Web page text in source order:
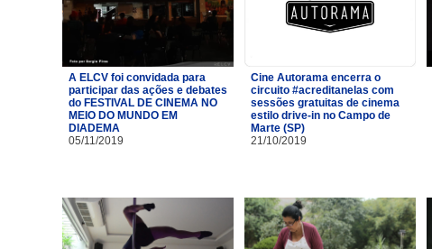
A ELCV foi convidada para
participar das ações e debates
do FESTIVAL DE CINEMA NO
MEIO DO MUNDO EM
DIADEMA
05/11/2019
Cine Autorama encerra o
circuito #acreditanelas com
sessões gratuitas de cinema
estilo drive-in no Campo de
Marte (SP)
21/10/2019